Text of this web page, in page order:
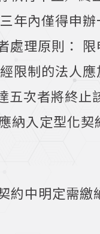
年內僅得申
處理原則：
限制的法人
五次者將終止
納入定型化
約中明定需